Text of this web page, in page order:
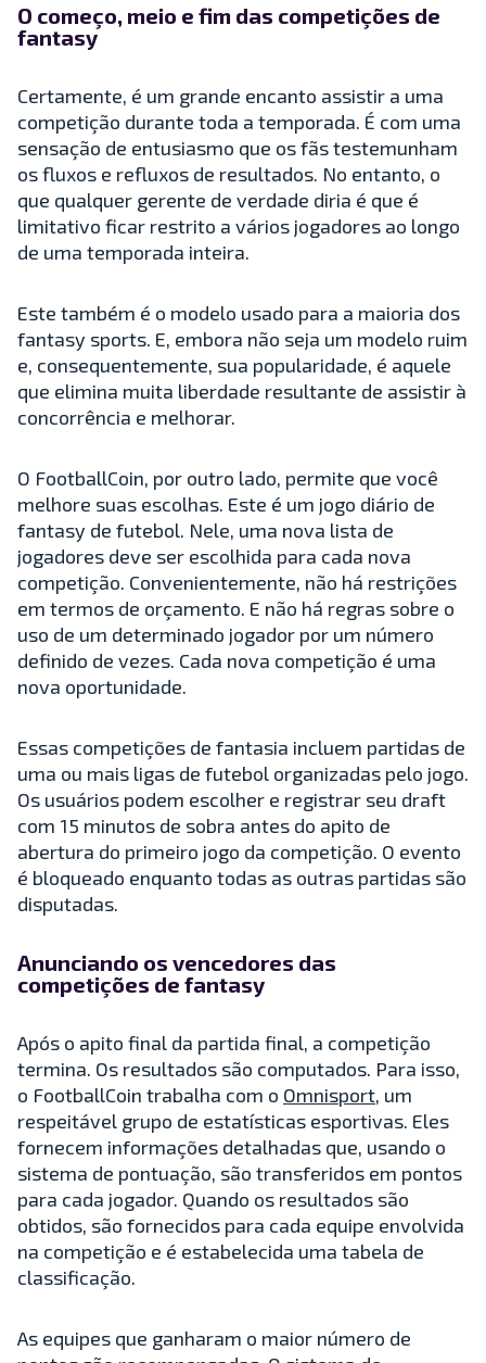
O começo, meio e fim das competições de
fantasy
Certamente, é um grande encanto assistir a uma
competição durante toda a temporada. É com uma
sensação de entusiasmo que os fãs testemunham
os fluxos e refluxos de resultados. No entanto, o
que qualquer gerente de verdade diria é que é
limitativo ficar restrito a vários jogadores ao longo
de uma temporada inteira.
Este também é o modelo usado para a maioria dos
fantasy sports. E, embora não seja um modelo ruim
e, consequentemente, sua popularidade, é aquele
que elimina muita liberdade resultante de assistir à
concorrência e melhorar.
O FootballCoin, por outro lado, permite que você
melhore suas escolhas. Este é um jogo diário de
fantasy de futebol. Nele, uma nova lista de
jogadores deve ser escolhida para cada nova
competição. Convenientemente, não há restrições
em termos de orçamento. E não há regras sobre o
uso de um determinado jogador por um número
definido de vezes. Cada nova competição é uma
nova oportunidade.
Essas competições de fantasia incluem partidas de
uma ou mais ligas de futebol organizadas pelo jogo.
Os usuários podem escolher e registrar seu draft
com 15 minutos de sobra antes do apito de
abertura do primeiro jogo da competição. O evento
é bloqueado enquanto todas as outras partidas são
disputadas.
Anunciando os vencedores das
competições de fantasy
Após o apito final da partida final, a competição
termina. Os resultados são computados. Para isso,
o FootballCoin trabalha com o Omnisport, um
respeitável grupo de estatísticas esportivas. Eles
fornecem informações detalhadas que, usando o
sistema de pontuação, são transferidos em pontos
para cada jogador. Quando os resultados são
obtidos, são fornecidos para cada equipe envolvida
na competição e é estabelecida uma tabela de
classificação.
As equipes que ganharam o maior número de